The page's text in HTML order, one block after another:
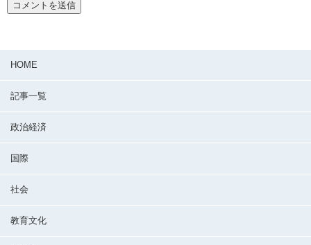
HOME
記事一覧
政治経済
国際
社会
教育文化